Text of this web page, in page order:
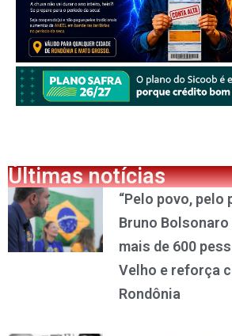
Últimas notícias
“Pelo povo, pelo
Bruno
mais de 600
Velho e reforça
Rondônia